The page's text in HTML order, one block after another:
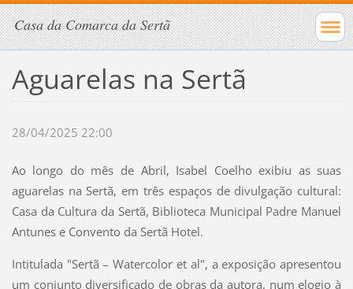
Casa da Comarca da Sertã
Aguarelas na Sertã
28/04/2025 22:00
Ao longo do mês de Abril, Isabel Coelho exibiu as suas
aguarelas na Sertã, em três espaços de divulgação cultural:
Casa da Cultura da Sertã, Biblioteca Municipal Padre Manuel
Antunes e Convento da Sertã Hotel.
Intitulada "Sertã – Watercolor et al", a exposição apresentou
um conjunto diversificado de obras da autora, num elogio à